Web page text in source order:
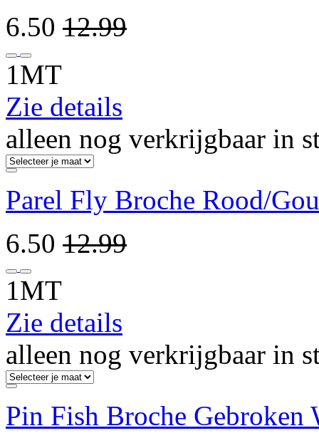
6.50 12.99
1MT
Zie details
alleen nog verkrijgbaar in
Parel Fly Broche Rood/
6.50 12.99
1MT
Zie details
alleen nog verkrijgbaar in
Pin Fish Broche Gebroken